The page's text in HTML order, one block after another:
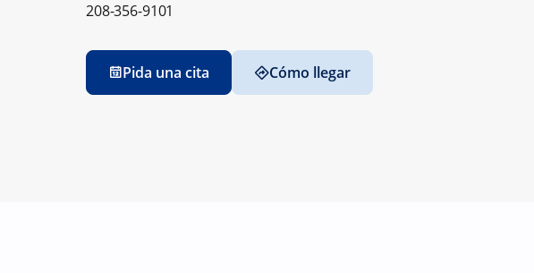
208-356-9101
Pida una cita Cómo llegar